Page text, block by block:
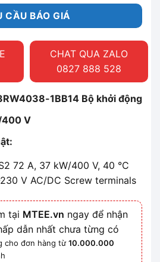
CẦU BÁO GIÁ
CHAT QUA ZALO
0827 888 528
1BB14 Bộ khởi động
400 V
72 A, 37 kW/400 V, 40 °C
V AC/DC Screw terminals
tại MTEE.vn ngay để nhận
dẫn nhất chưa từng có
cho đơn hàng từ10.000.000